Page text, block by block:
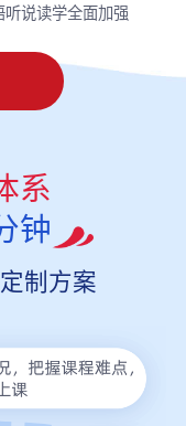
听说读学全面加强
系
钟
制方案